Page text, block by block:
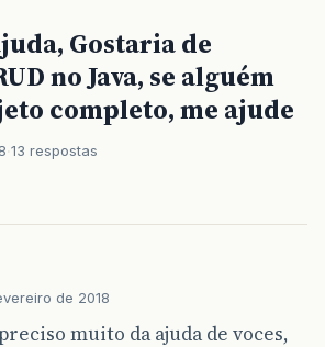
Gostaria de
no Java, se alguém
completo, me ajude
13 respostas
de 2018
muito da ajuda de voces,